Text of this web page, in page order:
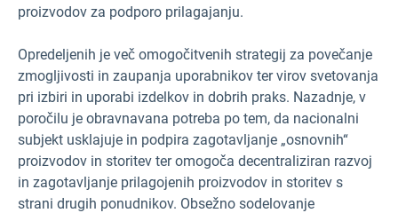
proizvodov za podporo prilagajanju.
Opredeljenih je več omogočitvenih strategij za povečanje
zmogljivosti in zaupanja uporabnikov ter virov svetovanja
pri izbiri in uporabi izdelkov in dobrih praks. Nazadnje, v
poročilu je obravnavana potreba po tem, da nacionalni
subjekt usklajuje in podpira zagotavljanje „osnovnih“
proizvodov in storitev ter omogoča decentraliziran razvoj
in zagotavljanje prilagojenih proizvodov in storitev s
strani drugih ponudnikov. Obsežno sodelovanje